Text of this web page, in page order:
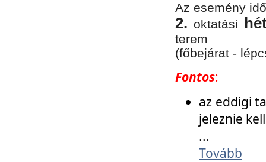
Az esemény
2. oktatási
terem
(főbejárat -
Fontos:
az eddigi
jeleznie
...
Tovább